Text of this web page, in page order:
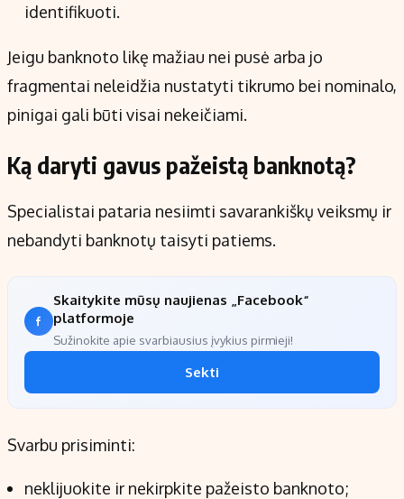
identifikuoti.
Jeigu banknoto likę mažiau nei pusė arba jo
fragmentai neleidžia nustatyti tikrumo bei nominalo,
pinigai gali būti visai nekeičiami.
Ką daryti gavus pažeistą banknotą?
Specialistai pataria nesiimti savarankiškų veiksmų ir
nebandyti banknotų taisyti patiems.
Skaitykite mūsų naujienas „Facebook“
platformoje
Sužinokite apie svarbiausius įvykius pirmieji!
Sekti
Svarbu prisiminti:
neklijuokite ir nekirpkite pažeisto banknoto;